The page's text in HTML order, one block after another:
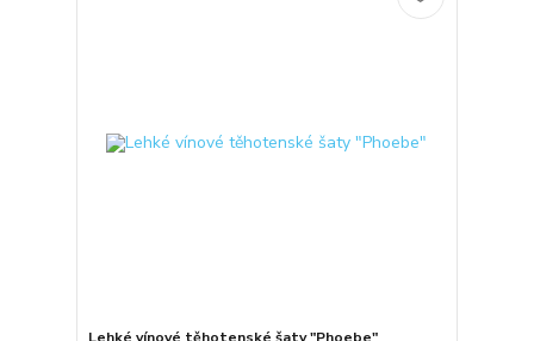
Lehké vínové těhotenské šaty "Phoebe"